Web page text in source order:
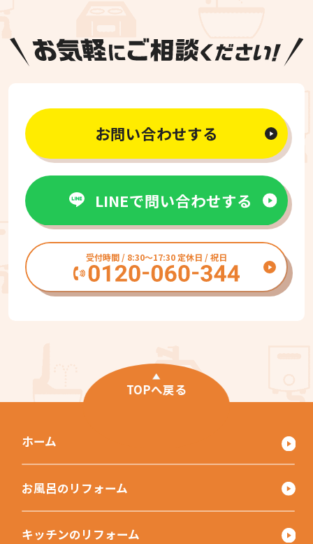
お問い合わせする
LINEで問い合わせする
受付時間 / 8:30〜17:30 定休日 / 祝日
TOPへ戻る
ホーム
お風呂のリフォーム
キッチンのリフォーム